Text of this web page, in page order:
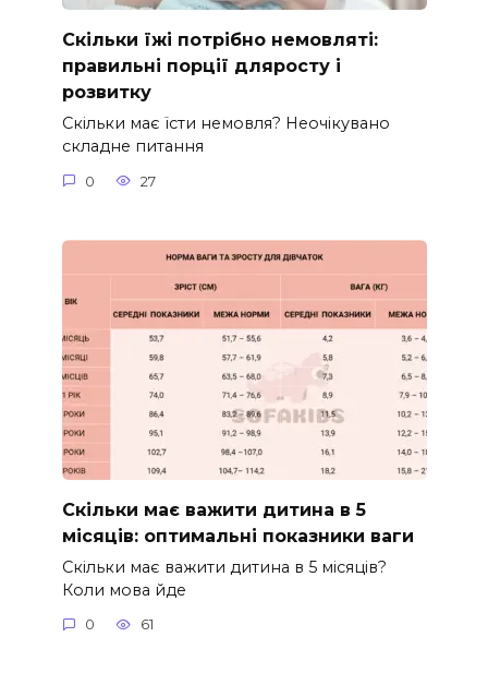
Скільки їжі потрібно немовляті:
правильні порції дляросту і
розвитку
Скільки має їсти немовля? Неочікувано
складне питання
0 27
Скільки має важити дитина в 5
місяців: оптимальні показники ваги
Скільки має важити дитина в 5 місяців?
Коли мова йде
0 61